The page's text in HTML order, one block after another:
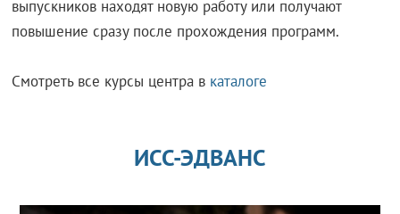
выпускников находят новую работу или получают
повышение сразу после прохождения программ.
Смотреть все курсы центра в каталоге
ИСС-ЭДВАНС